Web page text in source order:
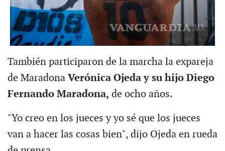
También participaron de la marcha la expareja
de Maradona Verónica Ojeda y su hijo Diego
Fernando Maradona, de ocho años.
"Yo creo en los jueces y yo sé que los jueces
van a hacer las cosas bien", dijo Ojeda en rueda